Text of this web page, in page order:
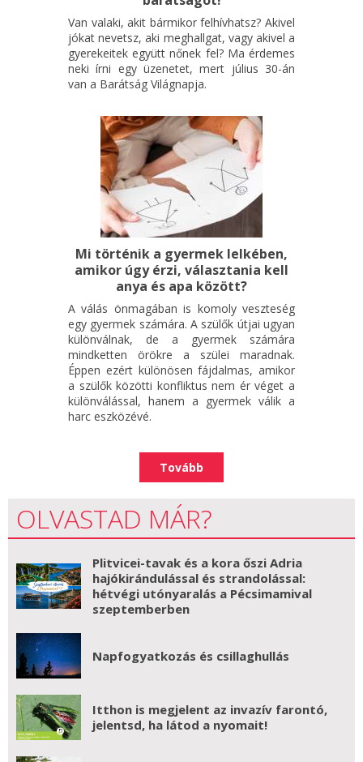
Van valaki, akit bármikor felhívhatsz? Akivel
jókat nevetsz, aki meghallgat, vagy akivel a
gyerekeitek együtt nőnek fel? Ma érdemes
neki írni egy üzenetet, mert július 30-án
van a Barátság Világnapja.
Mi történik a gyermek lelkében,
amikor úgy érzi, választania kell
anya és apa között?
A válás önmagában is komoly veszteség
egy gyermek számára. A szülők útjai ugyan
különválnak, de a gyermek számára
mindketten örökre a szülei maradnak.
Éppen ezért különösen fájdalmas, amikor
a szülők közötti konfliktus nem ér véget a
különválással, hanem a gyermek válik a
harc eszközévé.
Tovább
OLVASTAD MÁR?
Plitvicei-tavak és a kora őszi Adria
hajókirándulással és strandolással:
hétvégi utónyaralás a Pécsimamival
szeptemberben
Napfogyatkozás és csillaghullás
Itthon is megjelent az invazív farontó,
jelentsd, ha látod a nyomait!